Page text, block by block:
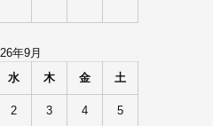
年9月
水 木 金 土
2 3 4 5